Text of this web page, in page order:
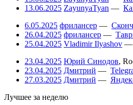
13.06.2025 ZayunyaTyan —
6.05.2025 фрилансер —
26.04.2025 фрилансер —
25.04.2025 Vladimir Ilyashov —
23.04.2025 Юрий Синодов,
23.04.2025 Дмитрий —
27.03.2025 Дмитрий —
Лучшее за неделю